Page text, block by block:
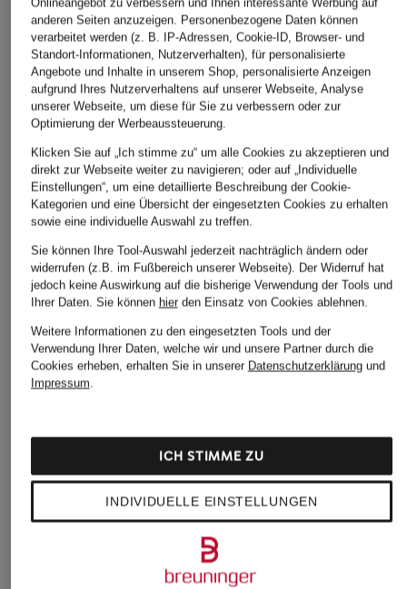
ÄHNLICHE ARTIKEL ENTDECKEN
+Aktionsrabatt
Onlineangebot zu verbessern und Ihnen interessante Werbung auf
anderen Seiten anzuzeigen. Personenbezogene Daten können
verarbeitet werden (z. B. IP-Adressen, Cookie-ID, Browser- und
Standort-Informationen, Nutzerverhalten), für personalisierte
Angebote und Inhalte in unserem Shop, personalisierte Anzeigen
aufgrund Ihres Nutzerverhaltens auf unserer Webseite, Analyse
unserer Webseite, um diese für Sie zu verbessern oder zur
Optimierung der Werbeaussteuerung.
Klicken Sie auf „Ich stimme zu“ um alle Cookies zu akzeptieren und
direkt zur Webseite weiter zu navigieren; oder auf „Individuelle
Einstellungen“, um eine detaillierte Beschreibung der Cookie-
Kategorien und eine Übersicht der eingesetzten Cookies zu erhalten
sowie eine individuelle Auswahl zu treffen.
Sie können Ihre Tool-Auswahl jederzeit nachträglich ändern oder
widerrufen (z.B. im Fußbereich unserer Webseite). Der Widerruf hat
jedoch keine Auswirkung auf die bisherige Verwendung der Tools und
Ihrer Daten. Sie können hierden Einsatz von Cookies ablehnen.
Weitere Informationen zu den eingesetzten Tools und der
Verwendung Ihrer Daten, welche wir und unsere Partner durch die
Cookies erheben, erhalten Sie in unserer Datenschutzerklärungund
Impressum.
INDIVIDUELLE EINSTELLUNGEN
ICH STIMME ZU